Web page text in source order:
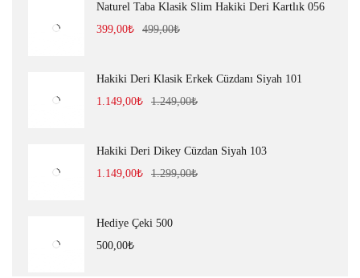
Naturel Taba Klasik Slim Hakiki Deri Kartlık 056
499,00₺
399,00₺
Hakiki Deri Klasik Erkek Cüzdanı Siyah 101
1.249,00₺
1.149,00₺
Hakiki Deri Dikey Cüzdan Siyah 103
1.299,00₺
1.149,00₺
Hediye Çeki 500
500,00₺